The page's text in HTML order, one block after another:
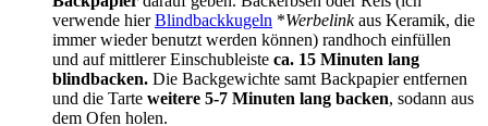
verwende hierBlindbackkugeln *Werbelinkaus Keramik, die
immer wieder benutzt werden können) randhoch einfüllen
und auf mittlerer Einschubleiste ca. 15 Minuten lang
blindbacken. Die Backgewichte samt Backpapier entfernen
und die Tarte weitere 5-7 Minuten lang backen, sodann aus
dem Ofen holen.